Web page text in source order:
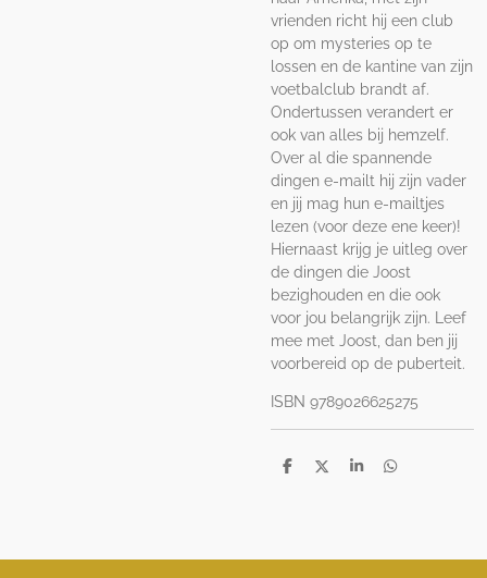
vrienden richt hij een club
op om mysteries op te
lossen en de kantine van zijn
voetbalclub brandt af.
Ondertussen verandert er
ook van alles bij hemzelf.
Over al die spannende
dingen e-mailt hij zijn vader
en jij mag hun e-mailtjes
lezen (voor deze ene keer)!
Hiernaast krijg je uitleg over
de dingen die Joost
bezighouden en die ook
voor jou belangrijk zijn. Leef
mee met Joost, dan ben jij
voorbereid op de puberteit.
ISBN 9789026625275
D
D
S
D